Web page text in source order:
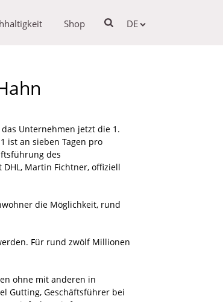
Shop DE
Unternehmen jetzt die 1.
ist an sieben Tagen pro
des
Martin Fichtner, offiziell
die Möglichkeit, rund
Für rund zwölf Millionen
ohne mit anderen in
Gutting, Geschäftsführer bei